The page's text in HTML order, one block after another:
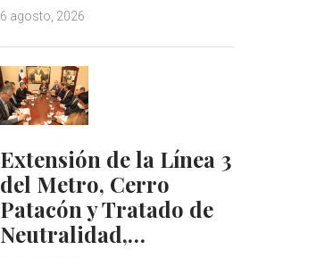
6 agosto, 2026
Extensión de la Línea 3
del Metro, Cerro
Patacón y Tratado de
Neutralidad,…